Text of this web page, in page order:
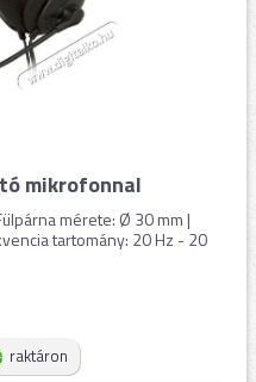
mikrofonnal
mérete: Ø 30 mm |
tartomány: 20 Hz - 20
raktáron